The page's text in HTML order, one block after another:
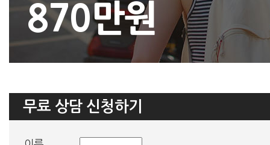
870만원
무료 상담 신청하기